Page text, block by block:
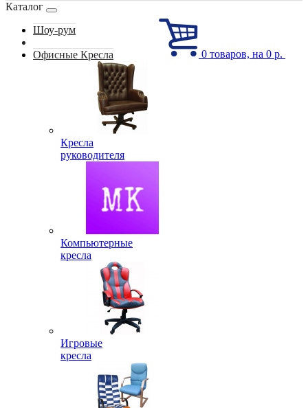
0 товаров, на 0 р.
Каталог
Шоу-рум
Офисные Кресла
Кресла
руководителя
Компьютерные
кресла
Игровые
кресла